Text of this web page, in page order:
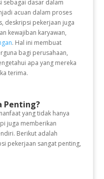
sebagai dasar dalam
acuan dalam proses
deskripsi pekerjaan juga
kewajiban karyawan,
. Hal ini membuat
bagi perusahaan,
apa yang mereka
terima.
Penting?
yang tidak hanya
juga memberikan
Berikut adalah
pekerjaan sangat penting,